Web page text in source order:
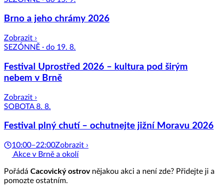
Brno a jeho chrámy 2026
Zobrazit ›
SEZÓNNĚ · do 19. 8.
Festival Uprostřed 2026 – kultura pod širým
nebem v Brně
Zobrazit ›
SOBOTA 8. 8.
Festival plný chutí – ochutnejte jižní Moravu 2026
10:00–22:00Zobrazit ›
Akce v Brně a okolí
Pořádá Cacovický ostrovnějakou akci a není zde? Přidejte ji a
pomozte ostatním.